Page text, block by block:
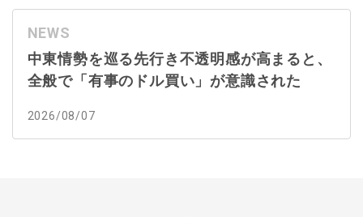
NEWS
中東情勢を巡る先行き不透明感が高まると、
全般で「有事のドル買い」が意識された
2026/08/07